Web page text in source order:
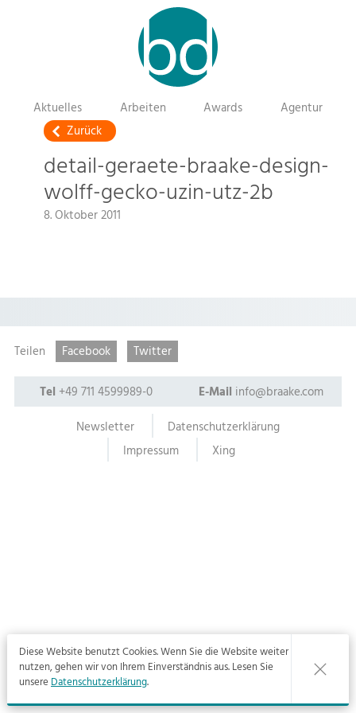
Diese Website benutzt Cookies. Wenn Sie die Website weiter
nutzen, gehen wir von Ihrem Einverständnis aus. Lesen Sie
unsereDatenschutzerklärung.
Aktuelles Arbeiten Awards
Agentur
Zurück
detail-geraete-braake-design-
wolff-gecko-uzin-utz-2b
8. Oktober 2011
Teilen Facebook
Twitter
Tel +49 711 4599989-0 E-Mail info@braake.com
Newsletter
Datenschutzerklärung
Impressum
Xing